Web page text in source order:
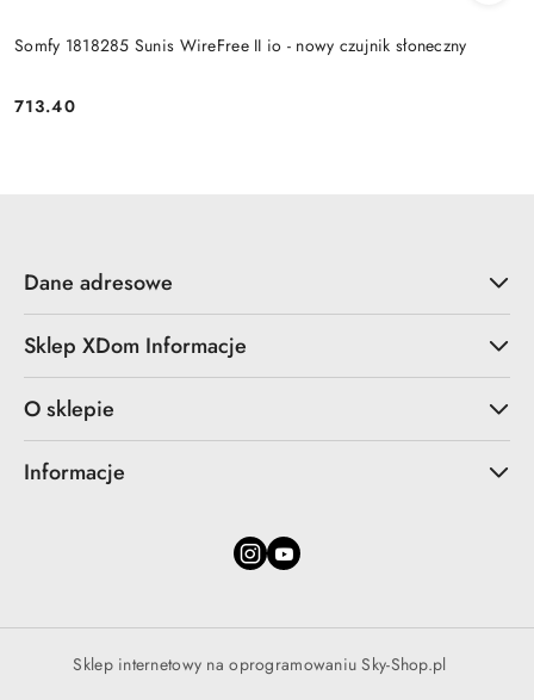
Somfy 1818285 Sunis WireFree II io - nowy czujnik słoneczny
Cena:
713.40
Dane adresowe
Sklep XDom Informacje
O sklepie
Informacje
Sklep internetowy na oprogramowaniu Sky-Shop.pl